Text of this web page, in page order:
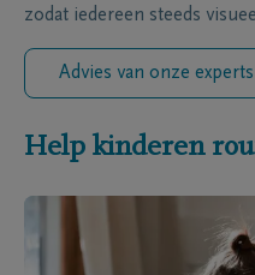
zodat iedereen steeds
Advies van onze experts
Help kinderen